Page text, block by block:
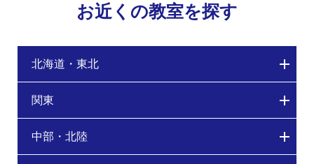
お近くの教室を探す
北海道・東北
関東
中部・北陸